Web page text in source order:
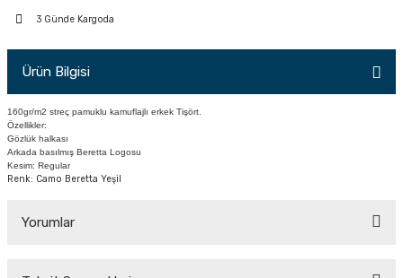
3 Günde Kargoda
Ürün Bilgisi
160gr/m2 streç pamuklu kamuflajlı erkek Tişört.
Özellikler:
Gözlük halkası
Arkada basılmış Beretta Logosu
Kesim: Regular
Renk: Camo Beretta Yeşil
Yorumlar